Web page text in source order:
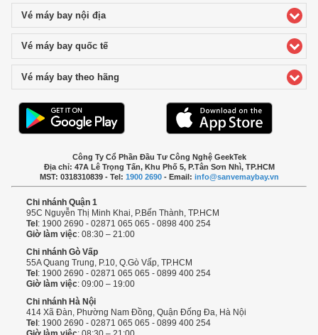
Vé máy bay nội địaclick to expand contents
Vé máy bay quốc tếclick to expand contents
Vé máy bay theo hãng
Công Ty Cổ Phần Đầu Tư Công Nghệ GeekTek
Địa chỉ: 47A Lê Trọng Tấn, Khu Phố 5, P.Tân Sơn Nhì, TP.HCM
MST: 0318310839 - Tel: 1900 2690- Email: info@sanvemaybay.vn
Chi nhánh Quận 1
95C Nguyễn Thị Minh Khai, P.Bến Thành, TP.HCM
Tel : 1900 2690 - 02871 065 065 - 0898 400 254
Giờ làm việc: 08:30 – 21:00
Chi nhánh Gò Vấp
55A Quang Trung, P.10, Q.Gò Vấp, TP.HCM
Tel : 1900 2690 - 02871 065 065 - 0899 400 254
Giờ làm việc: 09:00 – 19:00
Chi nhánh Hà Nội
414 Xã Đàn, Phường Nam Đồng, Quận Đống Đa, Hà Nội
Tel : 1900 2690 - 02871 065 065 - 0899 400 254